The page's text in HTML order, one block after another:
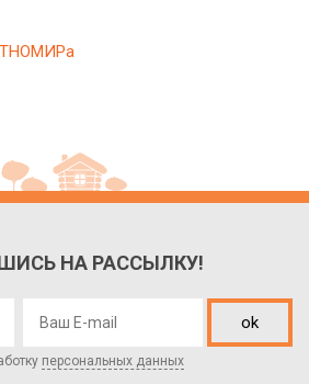
НА РАССЫЛКУ!
ok
персональных данных